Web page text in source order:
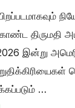
திருமதி
இன்று
…